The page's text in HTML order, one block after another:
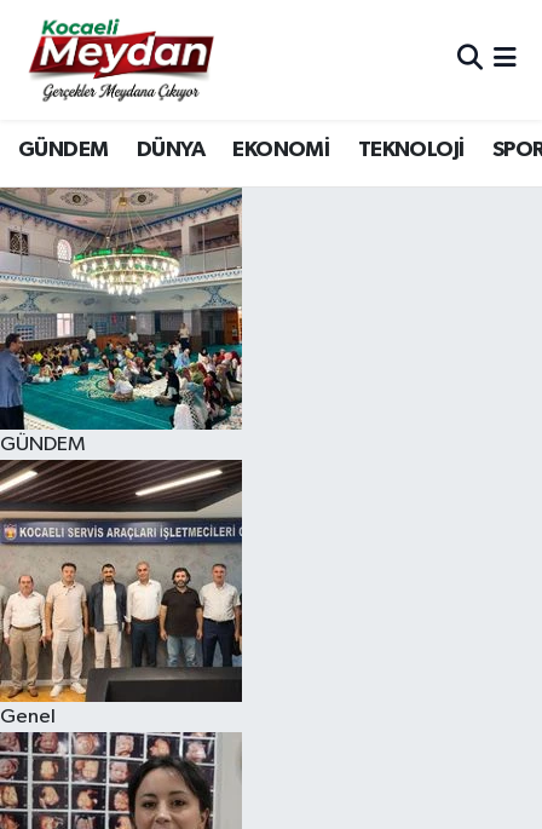
GÜNDEM DÜNYA EKONOMİ TEKNOLOJİ
GÜNDEM
Genel
Nöbetçi Eczaneler
Hava Durumu
Trafik Durumu
Süper Lig Puan Durumu ve Fikstür
Tüm Manşetler
Son Dakika Haberleri
Haber Arşivi